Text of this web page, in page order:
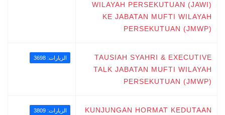
WILAYAH PERSEKUTUAN (JAWI)
KE JABATAN MUFTI WILAYAH
PERSEKUTUAN (JMWP)
TAUSIAH SYAHRI & EXECUTIVE
TALK JABATAN MUFTI WILAYAH
PERSEKUTUAN (JMWP)
الزيارات: 3698
KUNJUNGAN HORMAT KEDUTAAN
الزيارات: 3809